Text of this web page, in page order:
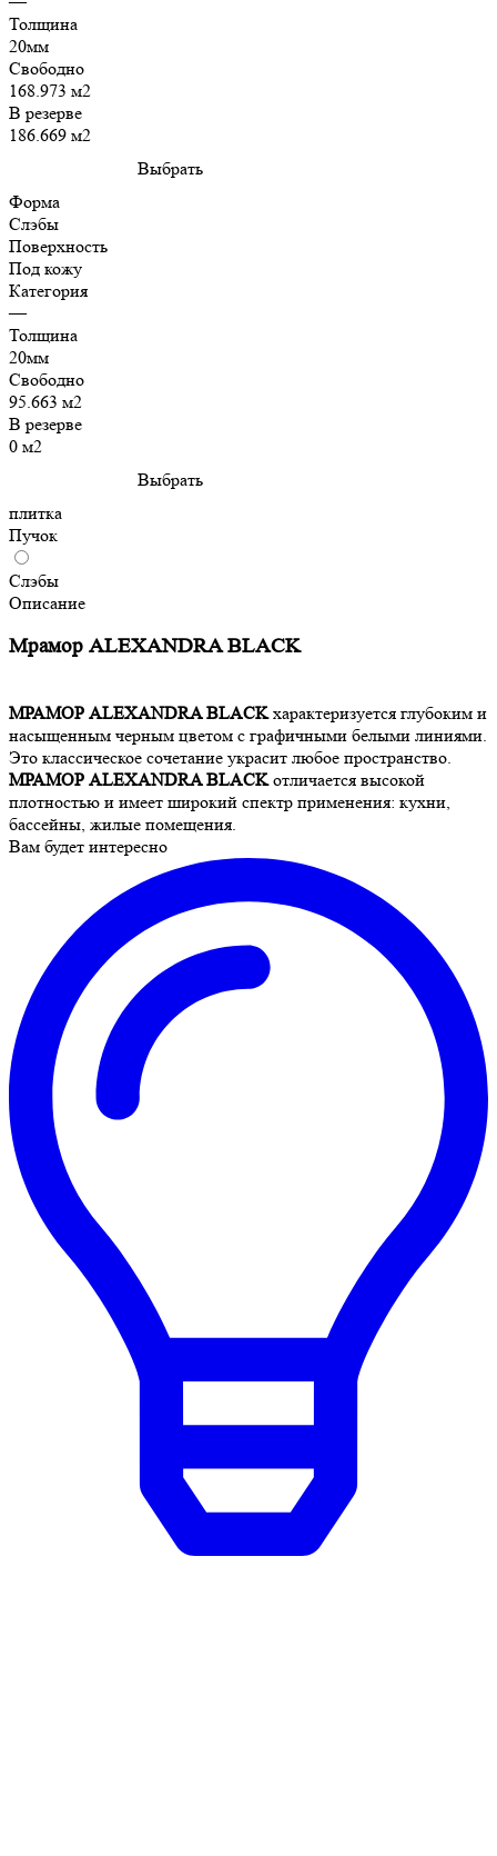
Толщина
20мм
Свободно
168.973 м2
В резерве
186.669 м2
Выбрать
Форма
Слэбы
Поверхность
Под кожу
Категория
—
Толщина
20мм
Свободно
95.663 м2
В резерве
0 м2
Выбрать
плитка
Пучок
Слэбы
Описание
Мрамор ALEXANDRA BLACK
МРАМОР ALEXANDRA BLACKхарактеризуется глубоким и
насыщенным черным цветом с графичными белыми линиями.
Это классическое сочетание украсит любое пространство.
МРАМОР ALEXANDRA BLACKотличается высокой
плотностью и имеет широкий спектр применения: кухни,
бассейны, жилые помещения.
Вам будет интересно